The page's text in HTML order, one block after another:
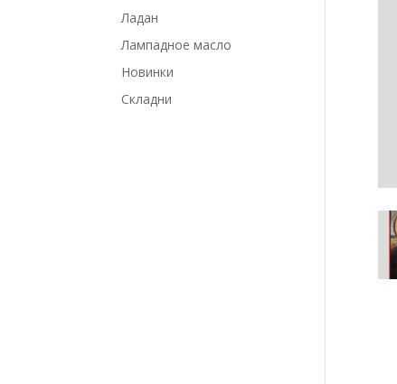
Ладан
Лампадное масло
Новинки
Складни